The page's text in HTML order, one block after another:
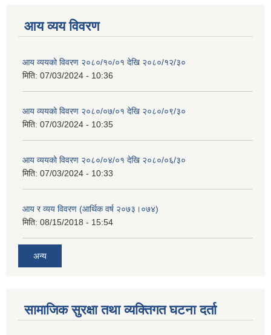
आय व्यय विवरण
आय व्ययको विवरण २०८०/१०/०१ देखि २०८०/१२/३०
मिति: 07/03/2024 - 10:36
आय व्ययको विवरण २०८०/०७/०१ देखि २०८०/०९/३०
मिति: 07/03/2024 - 10:35
आय व्ययको विवरण २०८०/०४/०१ देखि २०८०/०६/३०
मिति: 07/03/2024 - 10:33
आय र व्यय विवरण (आर्थिक वर्ष २०७३।०७४)
मिति: 08/15/2018 - 15:54
अन्य
सामाजिक सुरक्षा तथा व्यक्तिगत घटना दर्ता